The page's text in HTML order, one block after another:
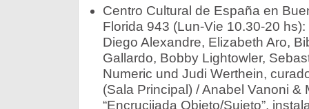
Centro Cultural de España en
Florida 943 (Lun-Vie 10.30-20 hs):
Diego Alexandre, Elizabeth Aro,
Gallardo, Bobby Lightowler,
Numeric und Judi Werthein,
(Sala Principal) / Anabel Vanoni &
“Encrucijada Objeto/Sujeto”,